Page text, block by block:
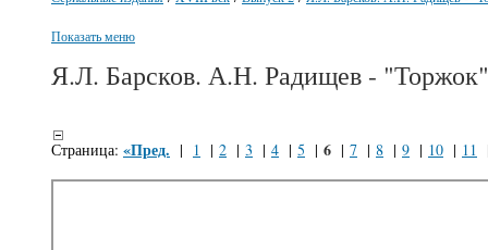
Показать меню
Я.Л. Барсков. А.Н. Радищев - "Торжок"
Страница: «Пред. | 1 | 2 | 3 | 4 | 5 | 6 | 7 | 8 | 9 | 10 | 11